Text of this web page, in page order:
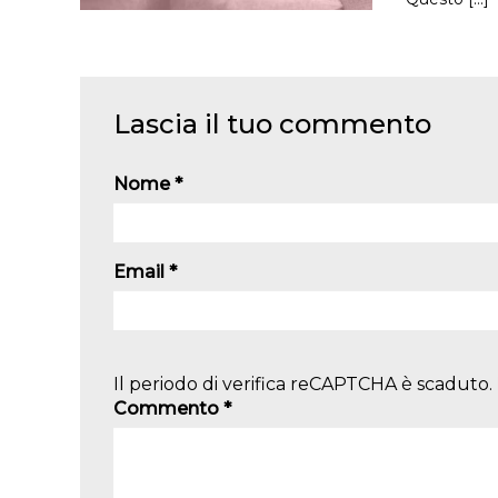
Lascia il tuo commento
Nome*
Email *
Il periodo di verifica reCAPTCHA è scaduto.
Commento *